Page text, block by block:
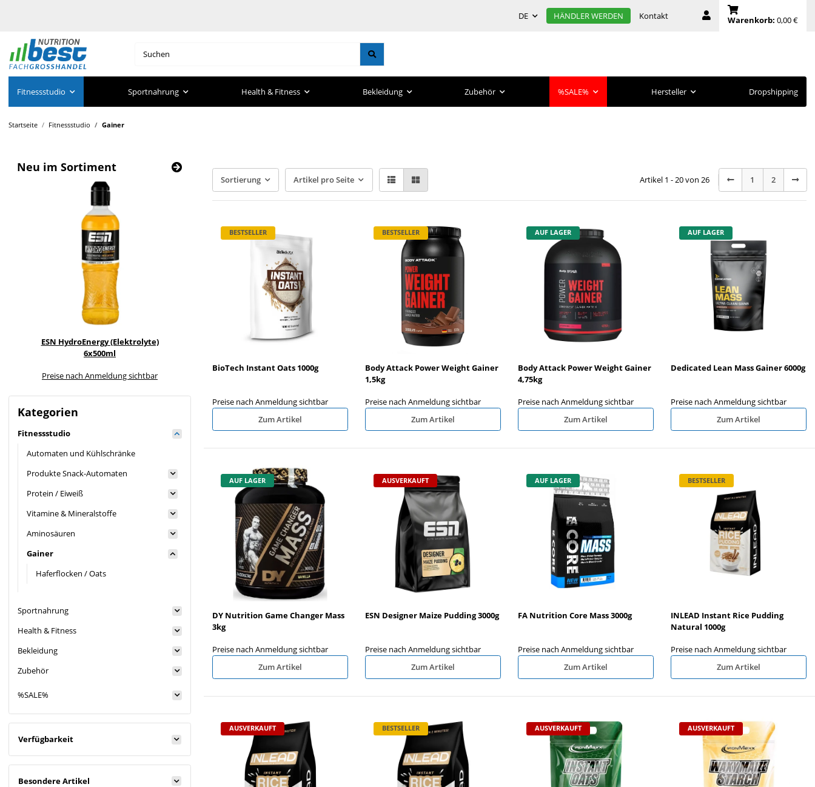
DE HÄNDLER WERDEN Kontakt Warenkorb: 0,00 €
Fitnessstudio Sportnahrung Health & Fitness Bekleidung Zubehör %SALE% Hersteller Dropshipping
Startseite Fitnessstudio Gainer
Sortierung Artikel pro Seite Artikel 1 - 20 von 26 1 2
BESTSELLER
BioTech Instant Oats 1000g
Preise nach Anmeldung sichtbar
Zum Artikel
BESTSELLER
Body Attack Power Weight Gainer
1,5kg
Preise nach Anmeldung sichtbar
Zum Artikel
AUF LAGER
Body Attack Power Weight Gainer
4,75kg
Preise nach Anmeldung sichtbar
Zum Artikel
AUF LAGER
Dedicated Lean Mass Gainer 6000g
Preise nach Anmeldung sichtbar
Zum Artikel
AUF LAGER
DY Nutrition Game Changer Mass
3kg
Preise nach Anmeldung sichtbar
Zum Artikel
AUSVERKAUFT
ESN Designer Maize Pudding 3000g
Preise nach Anmeldung sichtbar
Zum Artikel
AUF LAGER
FA Nutrition Core Mass 3000g
Preise nach Anmeldung sichtbar
Zum Artikel
BESTSELLER
INLEAD Instant Rice Pudding
Natural 1000g
Preise nach Anmeldung sichtbar
Zum Artikel
AUSVERKAUFT BESTSELLER AUSVERKAUFT AUSVERKAUFT
Neu im Sortiment
ESN HydroEnergy (Elektrolyte)
6x500ml
Preise nach Anmeldung sichtbar
Nanosupps Liquid Egg White 6x500ml
Preise nach Anmeldung sichtbar
Olimp L-Carnitine + Caffeine Extreme
VERP.KARTON
Preise nach Anmeldung sichtbar
ESN HydroCharge (Elektrolyte)
Preise nach Anmeldung sichtbar Preise nach Anmeldung
Kategorien
Fitnessstudio
Automaten und Kühlschränke
Produkte Snack-Automaten
Protein / Eiweiß
Vitamine & Mineralstoffe
Aminosäuren
Gainer
Haferflocken / Oats
Sportnahrung
Health & Fitness
Bekleidung
Zubehör
%SALE%
Verfügbarkeit
Besondere Artikel